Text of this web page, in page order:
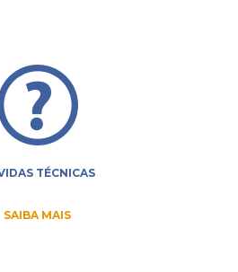
TÉCNICAS
SAIBA MAIS